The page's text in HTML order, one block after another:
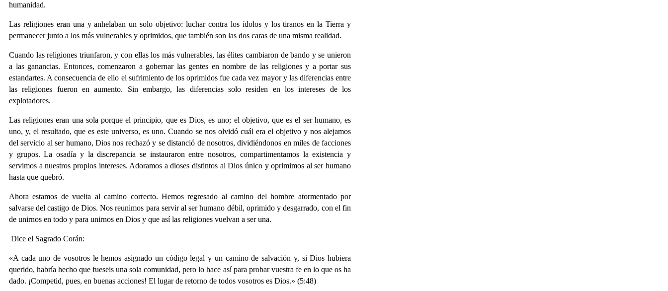
humanidad.
Las religiones eran una y anhelaban un solo objetivo: luchar contra los ídolos y los tiranos en la Tierra y
permanecer junto a los más vulnerables y oprimidos, que también son las dos caras de una misma realidad.
Cuando las religiones triunfaron, y con ellas los más vulnerables, las élites cambiaron de bando y se unieron
a las ganancias. Entonces, comenzaron a gobernar las gentes en nombre de las religiones y a portar sus
estandartes. A consecuencia de ello el sufrimiento de los oprimidos fue cada vez mayor y las diferencias entre
las religiones fueron en aumento. Sin embargo, las diferencias solo residen en los intereses de los
explotadores.
Las religiones eran una sola porque el principio, que es Dios, es uno; el objetivo, que es el ser humano, es
uno, y, el resultado, que es este universo, es uno. Cuando se nos olvidó cuál era el objetivo y nos alejamos
del servicio al ser humano, Dios nos rechazó y se distanció de nosotros, dividiéndonos en miles de facciones
y grupos. La osadía y la discrepancia se instauraron entre nosotros, compartimentamos la existencia y
servimos a nuestros propios intereses. Adoramos a dioses distintos al Dios único y oprimimos al ser humano
hasta que quebró.
Ahora estamos de vuelta al camino correcto. Hemos regresado al camino del hombre atormentado por
salvarse del castigo de Dios. Nos reunimos para servir al ser humano débil, oprimido y desgarrado, con el fin
de unirnos en todo y para unirnos en Dios y que así las religiones vuelvan a ser una.
Dice el Sagrado Corán:
«A cada uno de vosotros le hemos asignado un código legal y un camino de salvación y, si Dios hubiera
querido, habría hecho que fueseis una sola comunidad, pero lo hace así para probar vuestra fe en lo que os ha
dado. ¡Competid, pues, en buenas acciones! El lugar de retorno de todos vosotros es Dios.» (5:48)